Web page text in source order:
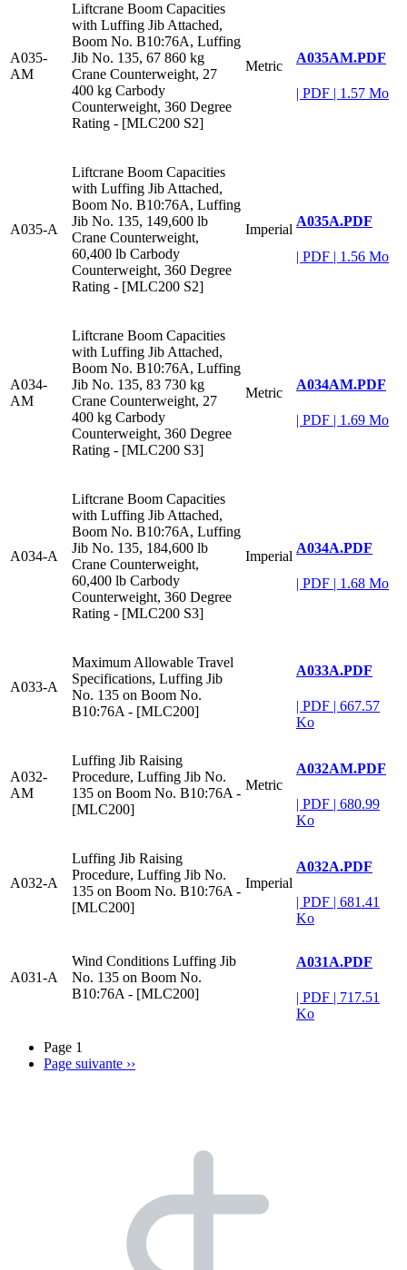
A035-
AM
Liftcrane Boom Capacities
with Luffing Jib Attached,
Boom No. B10:76A, Luffing
Jib No. 135, 67 860 kg
Crane Counterweight, 27
400 kg Carbody
Counterweight, 360 Degree
Rating - [MLC200 S2]
Metric
A035AM.PDF
| PDF | 1.57 Mo
A035-A
Liftcrane Boom Capacities
with Luffing Jib Attached,
Boom No. B10:76A, Luffing
Jib No. 135, 149,600 lb
Crane Counterweight,
60,400 lb Carbody
Counterweight, 360 Degree
Rating - [MLC200 S2]
Imperial
A035A.PDF
| PDF | 1.56 Mo
A034-
AM
Liftcrane Boom Capacities
with Luffing Jib Attached,
Boom No. B10:76A, Luffing
Jib No. 135, 83 730 kg
Crane Counterweight, 27
400 kg Carbody
Counterweight, 360 Degree
Rating - [MLC200 S3]
Metric
A034AM.PDF
| PDF | 1.69 Mo
A034-A
Liftcrane Boom Capacities
with Luffing Jib Attached,
Boom No. B10:76A, Luffing
Jib No. 135, 184,600 lb
Crane Counterweight,
60,400 lb Carbody
Counterweight, 360 Degree
Rating - [MLC200 S3]
Imperial
A034A.PDF
| PDF | 1.68 Mo
A033-A
Maximum Allowable Travel
Specifications, Luffing Jib
No. 135 on Boom No.
B10:76A - [MLC200]
A033A.PDF
| PDF | 667.57
Ko
A032-
AM
Luffing Jib Raising
Procedure, Luffing Jib No.
135 on Boom No. B10:76A -
[MLC200]
Metric
A032AM.PDF
| PDF | 680.99
Ko
A032-A
Luffing Jib Raising
Procedure, Luffing Jib No.
135 on Boom No. B10:76A -
[MLC200]
Imperial
A032A.PDF
| PDF | 681.41
Ko
A031-A
Wind Conditions Luffing Jib
No. 135 on Boom No.
B10:76A - [MLC200]
A031A.PDF
| PDF | 717.51
Ko
Page 1
Page suivante ››